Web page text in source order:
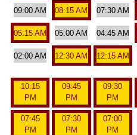
09:00 AM 08:15 AM 07:30 AM
05:15 AM 05:00 AM 04:45 AM
02:00 AM 12:30 AM 12:15 AM
10:15
PM
09:45
PM
09:30
PM
07:45
PM
07:30
PM
07:00
PM